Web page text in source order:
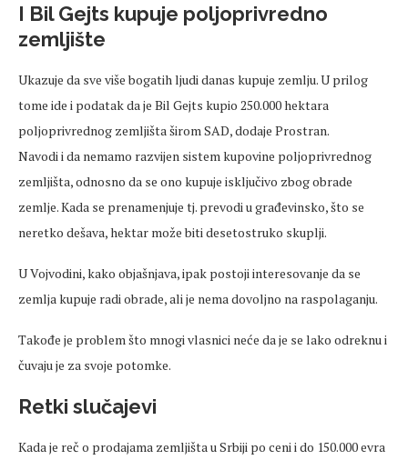
I Bil Gejts kupuje poljoprivredno
zemljište
Ukazuje da sve više bogatih ljudi danas kupuje zemlju. U prilog
tome ide i podatak da je Bil Gejts kupio 250.000 hektara
poljoprivrednog zemljišta širom SAD, dodaje Prostran.
Navodi i da nemamo razvijen sistem kupovine poljoprivrednog
zemljišta, odnosno da se ono kupuje isključivo zbog obrade
zemlje. Kada se prenamenjuje tj. prevodi u građevinsko, što se
neretko dešava, hektar može biti desetostruko skuplji.
U Vojvodini, kako objašnjava, ipak postoji interesovanje da se
zemlja kupuje radi obrade, ali je nema dovoljno na raspolaganju.
Takođe je problem što mnogi vlasnici neće da je se lako odreknu i
čuvaju je za svoje potomke.
Retki slučajevi
Kada je reč o prodajama zemljišta u Srbiji po ceni i do 150.000 evra